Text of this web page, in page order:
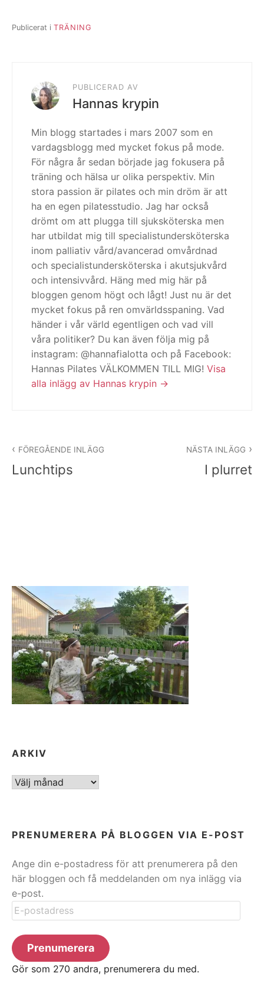
Publicerat i TRÄNING
PUBLICERAD AV
Hannas krypin
Min blogg startades i mars 2007 som en
vardagsblogg med mycket fokus på mode.
För några år sedan började jag fokusera på
träning och hälsa ur olika perspektiv. Min
stora passion är pilates och min dröm är att
ha en egen pilatesstudio. Jag har också
drömt om att plugga till sjuksköterska men
har utbildat mig till specialistundersköterska
inom palliativ vård/avancerad omvårdnad
och specialistundersköterska i akutsjukvård
och intensivvård. Häng med mig här på
bloggen genom högt och lågt! Just nu är det
mycket fokus på ren omvärldsspaning. Vad
händer i vår värld egentligen och vad vill
våra politiker? Du kan även följa mig på
instagram: @hannafialotta och på Facebook:
Hannas Pilates VÄLKOMMEN TILL MIG! Visa
alla inlägg av Hannas krypin
FÖREGÅENDE INLÄGG
Lunchtips
NÄSTA INLÄGG
I plurret
ARKIV
ARKIV
PRENUMERERA PÅ BLOGGEN VIA E-POST
Ange din e-postadress för att prenumerera på den
här bloggen och få meddelanden om nya inlägg via
e-post.
E-
postadress
Prenumerera
Gör som 270 andra, prenumerera du med.